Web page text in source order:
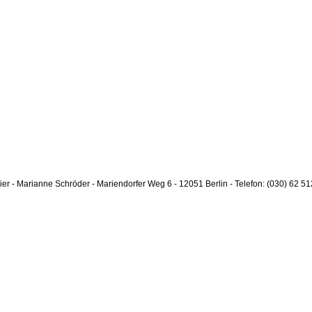
- Marianne Schröder - Mariendorfer Weg 6 - 12051 Berlin - Telefon: (030) 62